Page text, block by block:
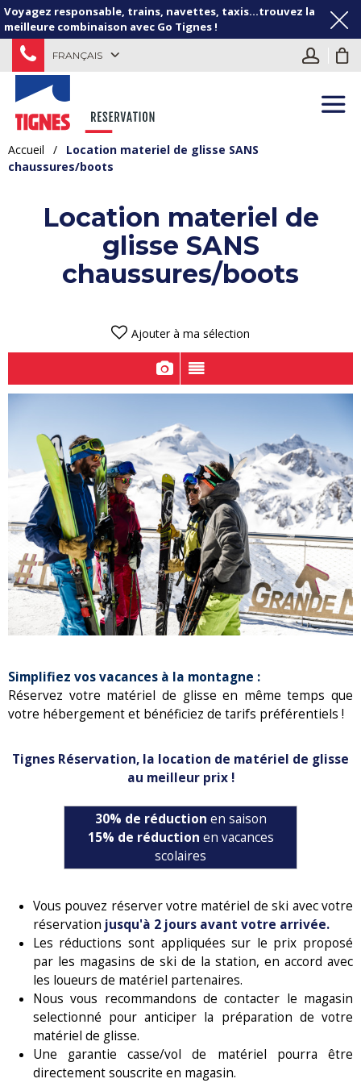
Voyagez responsable, trains, navettes, taxis...trouvez la
meilleure combinaison avec Go Tignes !
FRANÇAIS
Accueil /
Location materiel de glisse SANS
chaussures/boots
Location materiel de
glisse SANS
chaussures/boots
Ajouter à ma sélection
Simplifiez vos vacances à la montagne :
Réservez votre matériel de glisse en même temps que
votre hébergement et bénéficiez de tarifs préférentiels !
Tignes Réservation, la location de matériel de glisse
au meilleur prix !
30% de réduction en saison
15% de réduction en vacances
scolaires
Vous pouvez réserver votre matériel de ski avec votre
réservation jusqu'à 2 jours avant votre arrivée.
Les réductions sont appliquées sur le prix proposé
par les magasins de ski de la station, en accord avec
les loueurs de matériel partenaires.
Nous vous recommandons de contacter le magasin
selectionné pour anticiper la préparation de votre
matériel de glisse.
Une garantie casse/vol de matériel pourra être
directement souscrite en magasin.